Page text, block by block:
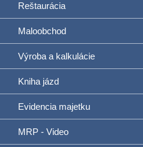
Reštaurácia
Maloobchod
Výroba a kalkulácie
Kniha jázd
Evidencia majetku
MRP - Video